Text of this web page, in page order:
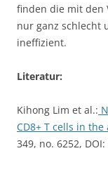
finden die mit den
nur ganz schlecht
ineffizient.
Literatur:
Kihong Lim et al.:
CD8+ T cells in the
349, no. 6252,